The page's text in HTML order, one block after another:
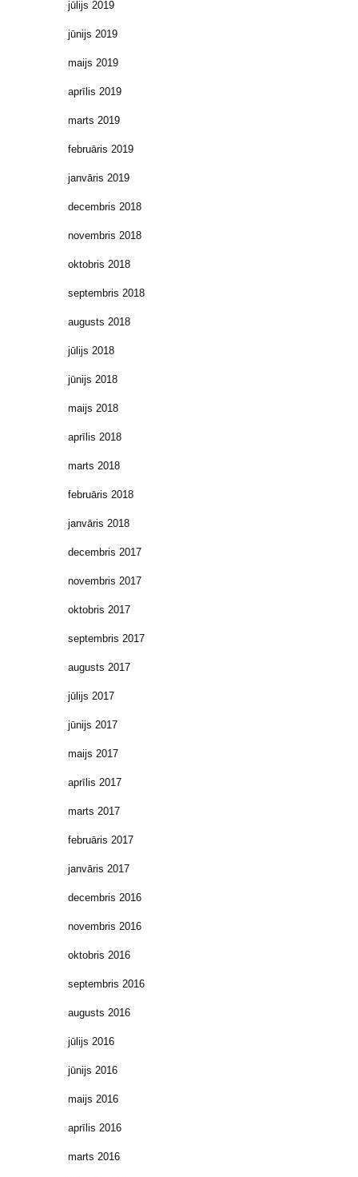
jūlijs 2019
jūnijs 2019
maijs 2019
aprīlis 2019
marts 2019
februāris 2019
janvāris 2019
decembris 2018
novembris 2018
oktobris 2018
septembris 2018
augusts 2018
jūlijs 2018
jūnijs 2018
maijs 2018
aprīlis 2018
marts 2018
februāris 2018
janvāris 2018
decembris 2017
novembris 2017
oktobris 2017
septembris 2017
augusts 2017
jūlijs 2017
jūnijs 2017
maijs 2017
aprīlis 2017
marts 2017
februāris 2017
janvāris 2017
decembris 2016
novembris 2016
oktobris 2016
septembris 2016
augusts 2016
jūlijs 2016
jūnijs 2016
maijs 2016
aprīlis 2016
marts 2016